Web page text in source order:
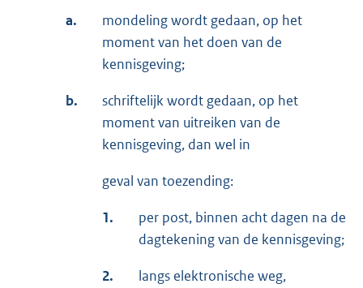
a.
mondeling wordt gedaan, op het
moment van het doen van de
kennisgeving;
b.
schriftelijk wordt gedaan, op het
moment van uitreiken van de
kennisgeving, dan wel in
geval van toezending:
1.
per post, binnen acht dagen na de
dagtekening van de kennisgeving;
2.
langs elektronische weg,